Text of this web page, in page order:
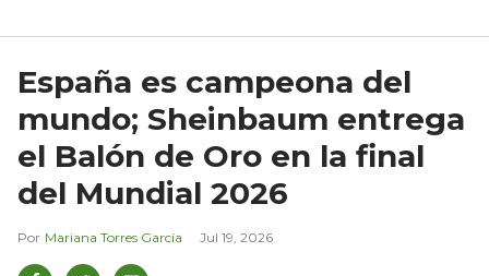
España es campeona del
mundo; Sheinbaum entrega
el Balón de Oro en la final
del Mundial 2026
Mariana Torres García Jul 19, 2026